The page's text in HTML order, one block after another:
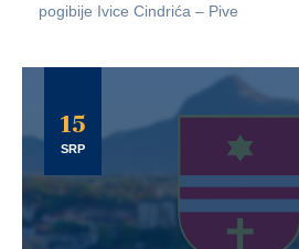
pogibije Ivice Cindrića – Pive
15
SRP